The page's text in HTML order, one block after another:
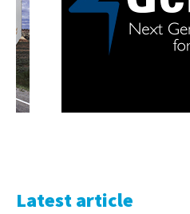
Latest article